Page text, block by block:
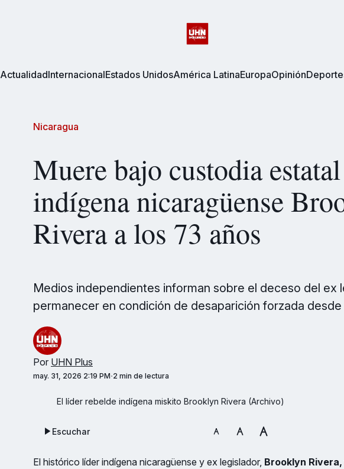
ActualidadInternacionalEstados UnidosAmérica LatinaEuropaOpinión
Nicaragua
Muere bajo custodia
indígena nicaragüense
Rivera a los 73 años
Medios independientes informan sobre el deceso del ex
permanecer en condición de desaparición forzada desde
Por UHN Plus
may. 31, 2026 2:19 PM 2 min de lectura
El líder rebelde indígena miskito Brooklyn Rivera (Archivo)
Escuchar
El histórico líder indígena nicaragüense y ex legislador, Brooklyn Rivera,